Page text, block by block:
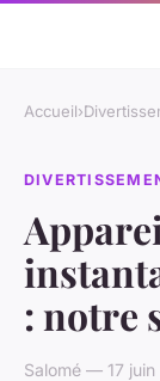
Accueil›
: notre
Salomé — 17